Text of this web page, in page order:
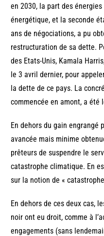
en 2030, la part des
énergétique, et la seconde
ans de négociations, a pu
restructuration de sa dette.
des Etats-Unis, Kamala
le 3 avril dernier, pour
la dette de ce pays. La
commencée en amont, a été
En dehors du gain engrangé
avancée mais minime
prêteurs de suspendre le
catastrophe climatique. En
sur la notion de «
En dehors de ces deux cas,
noir ont eu droit, comme à
engagements (sans